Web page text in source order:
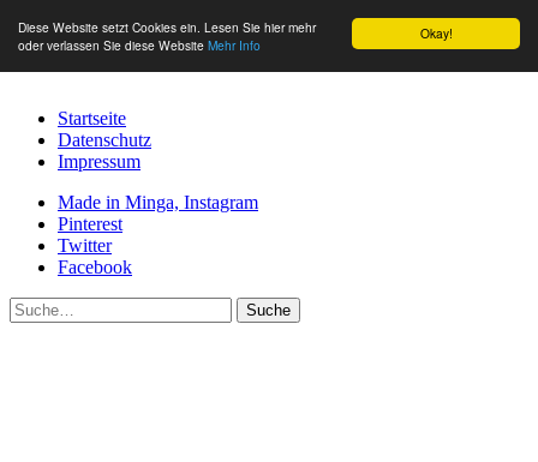
Okay!
Diese Website setzt Cookies ein. Lesen Sie hier mehr
oder verlassen Sie diese Website Mehr Info
Startseite
Datenschutz
Impressum
Made in Minga, Instagram
Pinterest
Twitter
Facebook
Suche